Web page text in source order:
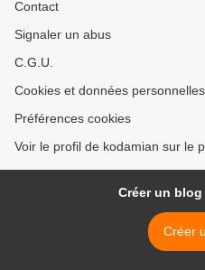
Contact
Signaler un abus
C.G.U.
Cookies et données personnelles
Préférences cookies
Voir le profil de kodamian sur le
Créer un
Créer